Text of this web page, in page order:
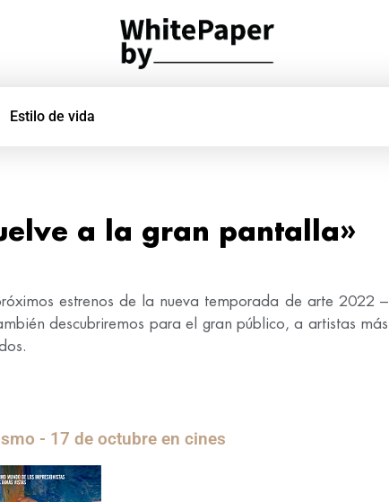
Estilo de vida
a la gran pantalla»
estrenos de la nueva temporada de arte 2022 –
descubriremos para el gran público, a artistas más
- 17 de octubre en cines